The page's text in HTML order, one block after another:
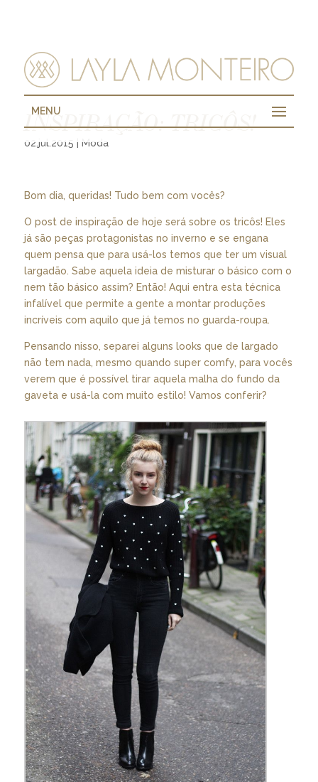
MENU
INSPIRAÇÃO: TRICÔS!
02.jul.2015 | Moda
Bom dia, queridas! Tudo bem com vocês?
O post de inspiração de hoje será sobre os tricôs! Eles
já são peças protagonistas no inverno e se engana
quem pensa que para usá-los temos que ter um visual
largadão. Sabe aquela ideia de misturar o básico com o
nem tão básico assim? Então! Aqui entra esta técnica
infalível que permite a gente a montar produções
incríveis com aquilo que já temos no guarda-roupa.
Pensando nisso, separei alguns looks que de largado
não tem nada, mesmo quando super comfy, para vocês
verem que é possível tirar aquela malha do fundo da
gaveta e usá-la com muito estilo! Vamos conferir?